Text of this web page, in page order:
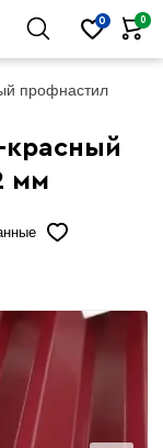
0 0
профнастил
мм